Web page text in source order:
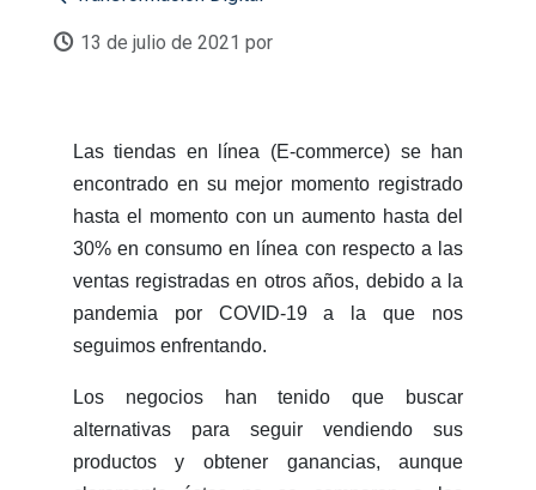
13 de julio de 2021 por
Las tiendas en línea (E-commerce) se han
encontrado en su mejor momento registrado
hasta el momento con un aumento hasta del
30% en consumo en línea con respecto a las
ventas registradas en otros años, debido a la
pandemia por COVID-19 a la que nos
seguimos enfrentando.
Los negocios han tenido que buscar
alternativas para seguir vendiendo sus
productos y obtener ganancias, aunque